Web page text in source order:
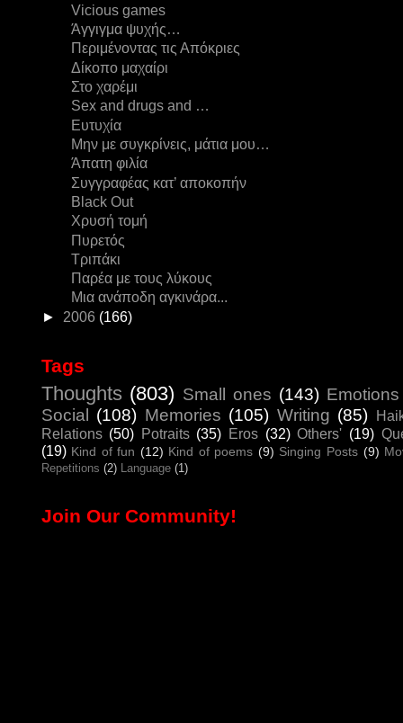
Vicious games
Άγγιγμα ψυχής…
Περιμένοντας τις Απόκριες
Δίκοπο μαχαίρι
Στο χαρέμι
Sex and drugs and …
Ευτυχία
Μην με συγκρίνεις, μάτια μου…
Άπατη φιλία
Συγγραφέας κατ’ αποκοπήν
Black Out
Χρυσή τομή
Πυρετός
Τριπάκι
Παρέα με τους λύκους
Μια ανάποδη αγκινάρα...
► 2006 (166)
Tags
Thoughts (803) Small ones (143) Emotions
Social
(108) Memories (105) Writing (85)
Relations (50) Potraits (35) Eros (32) Others' (19)
(19) Kind of fun (12) Kind of poems (9) Singing Posts (9)
Repetitions (2) Language (1)
Join Our Community!